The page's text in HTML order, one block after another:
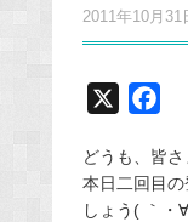
2011年10月31
c
e
どうも、皆
本日二回目
しょう( ｀・